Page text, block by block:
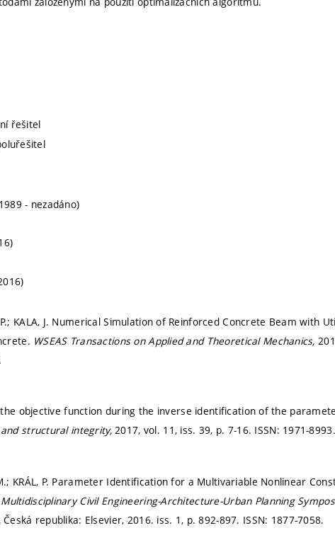
řešitel
- nezadáno)
P.; KALA, J. Numerical Simulation of Reinforced Concrete Beam with
WSEAS Transactions on Applied and Theoretical Mechanics,
the objective function during the inverse identification of the
structural integrity,2017, vol. 11, iss. 39, p. 7-16. ISSN: 1971-8993.
M.; KRÁL, P. Parameter Identification for a Multivariable Nonlinear
Civil Engineering-Architecture-Urban Planning
Česká republika: Elsevier, 2016. iss. 1, p. 892-897. ISSN: 1877-7058.